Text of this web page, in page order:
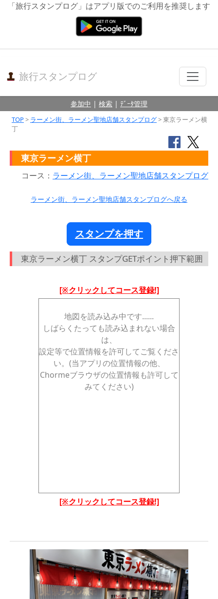
「旅行スタンプログ」はアプリ版でのご利用を推奨します
旅行スタンプログ
参加中 | 検索 | ﾃﾞｰﾀ管理
TOP> ラーメン街、ラーメン聖地店舗スタンプログ> 東京ラーメン横
丁
東京ラーメン横丁
コース： ラーメン街、ラーメン聖地店舗スタンプログ
ラーメン街、ラーメン聖地店舗スタンプログへ戻る
スタンプを押す
東京ラーメン横丁 スタンプGETポイント押下範囲
[※クリックしてコース登録!]
地図を読み込み中です......
しばらくたっても読み込まれない場合
は、
設定等で位置情報を許可してご覧くださ
い。(当アプリの位置情報の他、
Chormeブラウザの位置情報も許可して
みてください)
[※クリックしてコース登録!]